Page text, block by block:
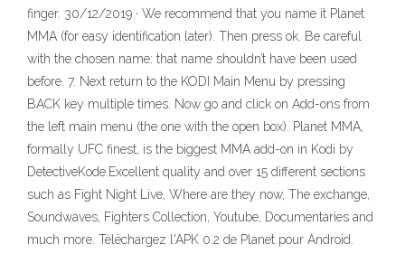
finger. 30/12/2019 · We recommend that you name it Planet
MMA (for easy identification later). Then press ok. Be careful
with the chosen name: that name shouldn’t have been used
before. 7. Next return to the KODI Main Menu by pressing
BACK key multiple times. Now go and click on Add-ons from
the left main menu (the one with the open box). Planet MMA,
formally UFC finest, is the biggest MMA add-on in Kodi by
DetectiveKode.Excellent quality and over 15 different sections
such as Fight Night Live, Where are they now, The exchange,
Soundwaves, Fighters Collection, Youtube, Documentaries and
much more. Téléchargez l'APK 0.2 de Planet pour Android.